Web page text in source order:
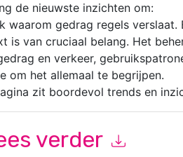
de nieuwste inzichten om:
waarom gedrag regels
is van cruciaal belang. Het
en verkeer,
om het allemaal te begrijpen.
zit boordevol trends en
verder